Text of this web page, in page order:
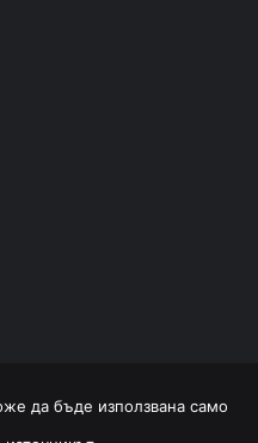
да бъде използвана само